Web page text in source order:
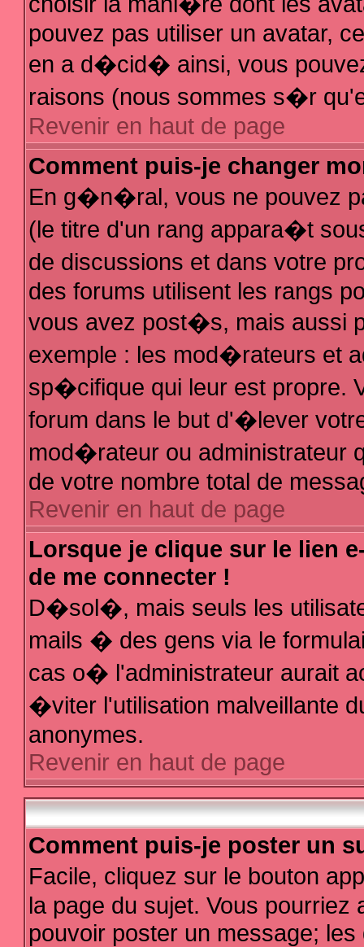
pouvez pas utiliser un avatar,
en a d�cid� ainsi, vous
raisons (nous sommes s�r
Revenir en haut de page
Comment puis-je changer
En g�n�ral, vous ne pouvez
(le titre d'un rang appara�t
de discussions et dans votre
des forums utilisent les rangs
vous avez post�s, mais aussi
exemple : les mod�rateurs et
sp�cifique qui leur est propre.
forum dans le but d'�lever
mod�rateur ou administrateur
de votre nombre total de
Revenir en haut de page
Lorsque je clique sur le lien
de me connecter !
D�sol�, mais seuls les
mails � des gens via le
cas o� l'administrateur aurait
�viter l'utilisation malveillante
anonymes.
Revenir en haut de page
Comment puis-je poster un
Facile, cliquez sur le bouton
la page du sujet. Vous
pouvoir poster un message;